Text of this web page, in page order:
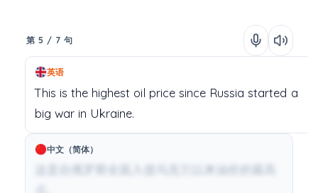
第 5 / 7 句
英语
This is the highest oil price since Russia started a
big war in Ukraine.
中文（简体）
这是自俄罗斯全面入侵乌克兰以来油价的最高